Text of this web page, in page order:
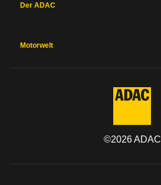
Der ADAC
Motorwelt
©2026ADAC